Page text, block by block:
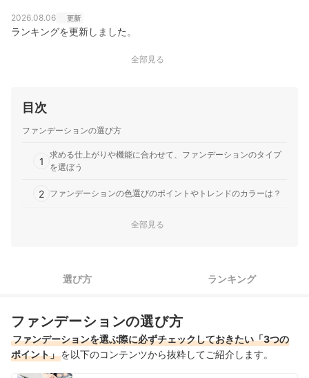
2026.08.06 更新
ランキングを更新しました。
全部見る
目次
ファンデーションの選び方
1
求める仕上がりや機能に合わせて、ファンデーションのタイプ
を選ぼう
2 ファンデーションの色選びのポイントやトレンドのカラーは？
日焼けによるシミ・そばかすを防ぐなら、UVカット効果のある
ファンデーションを選んで
セミマットファンデーションの売れ筋ランキングもチェック！
全部見る
選び方 ランキング
ファンデーションの選び方
ファンデーションを選ぶ際に必ずチェックしておきたい「3つの
ポイント」を以下のコンテンツから抜粋してご紹介します。